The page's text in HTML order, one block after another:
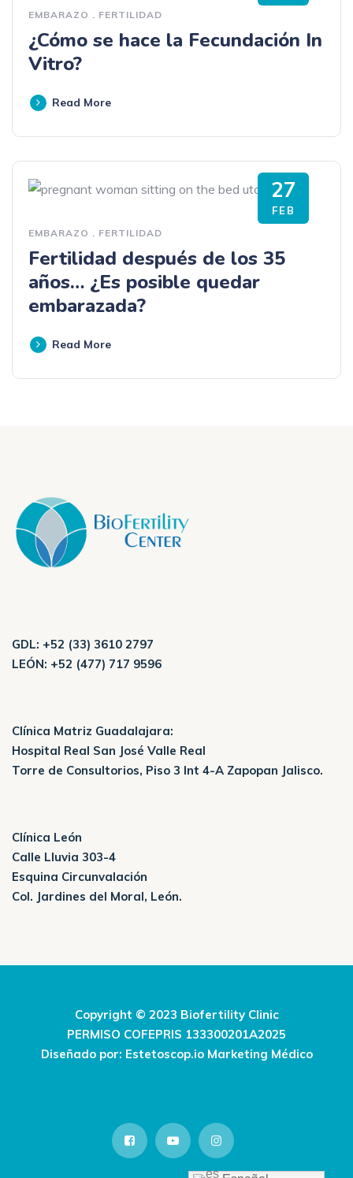
EMBARAZO . FERTILIDAD
¿Cómo se hace la Fecundación In
Vitro?
Read More
27
FEB
EMBARAZO FERTILIDAD
Fertilidad después de los 35
años… ¿Es posible quedar
embarazada?
Read More
GDL: +52 (33) 3610 2797
LEÓN: +52 (477) 717 9596
Clínica Matriz Guadalajara:
Hospital Real San José Valle Real
Torre de Consultorios, Piso 3 Int 4-A Zapopan Jalisco.
Clínica León
Calle Lluvia 303-4
Esquina Circunvalación
Col. Jardines del Moral, León.
Copyright © 2023 Biofertility Clinic
PERMISO COFEPRIS 133300201A2025
Diseñado por: Estetoscop.io Marketing Médico